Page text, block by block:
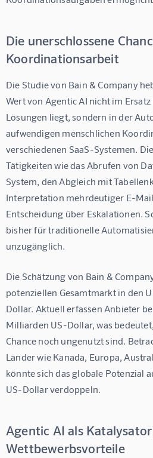
Die unerschlossene
Koordinationsarbeit
Die Studie von Bain & Company
Wert von Agentic AI nicht im
Lösungen liegt, sondern in der
aufwendigen menschlichen
verschiedenen SaaS-Systemen.
Tätigkeiten wie das Abrufen von
System, den Abgleich mit
Interpretation mehrdeutiger E-
Entscheidung über Eskalationen.
bisher für traditionelle
unzugänglich.
Die Schätzung von Bain &
potenziellen Gesamtmarkt in den
Dollar. Aktuell erfassen Anbieter
Milliarden US-Dollar, was
Chance noch ungenutzt sind.
Länder wie Kanada, Europa,
könnte sich das globale Potenzial
US-Dollar verdoppeln.
Agentic AI als
Wettbewerbsvorteile